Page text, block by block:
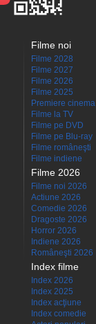
Filme noi
Filme 2028
Filme 2027
Filme 2026
Filme 2025
Premiere cinema
Filme la TV
Filme pe DVD
Filme pe Blu-ray
Filme româneşti
Filme indiene
Filme 2026
Filme noi 2026
Actiune 2026
Comedie 2026
Dragoste 2026
Horror 2026
Indiene 2026
Româneşti 2026
Index filme
Index 2026
Index 2025
Index acţiune
Index comedie